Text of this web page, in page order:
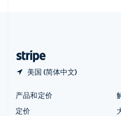
美国 (简体中文)
产品和定价
定价